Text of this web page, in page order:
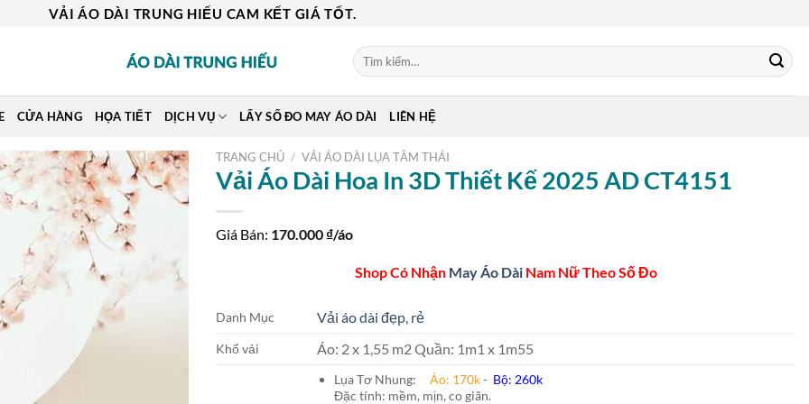
VẢI ÁO DÀI TRUNG HIẾU CAM KẾT GIÁ TỐT.
Tìm
kiếm:
CỬA HÀNG HỌA TIẾT DỊCH VỤ LẤY SỐ ĐO MAY ÁO DÀI LIÊN HỆ
TRANG CHỦ / VẢI ÁO DÀI LỤA TẰM THÁI
Vải Áo Dài Hoa In 3D Thiết Kế 2025 AD CT4151
Giá Bán: 170.000 ₫/áo
Shop Có Nhận May Áo DàiNam Nữ Theo Số Đo
Danh Mục Vải áo dài đẹp, rẻ
Khổ vải Áo: 2 x 1,55 m2 Quần: 1m1 x 1m55
Lụa Tơ Nhung: Áo: 170k- Bộ: 260k
Đặc tính: mềm, mịn, co giãn.